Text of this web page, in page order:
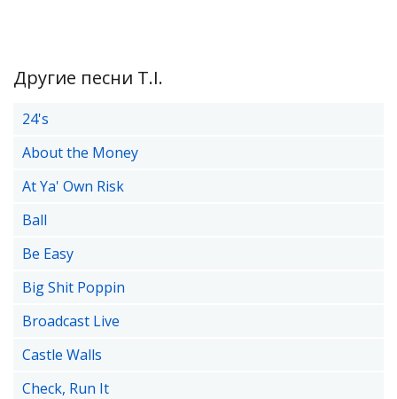
Другие песни T.I.
24's
About the Money
At Ya' Own Risk
Ball
Be Easy
Big Shit Poppin
Broadcast Live
Castle Walls
Check, Run It